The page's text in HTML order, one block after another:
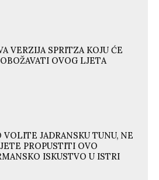
VERZIJA SPRITZA KOJU ĆE
OVOG LJETA
VOLITE JADRANSKU TUNU, NE
PROPUSTITI OVO
ISKUSTVO U ISTRI